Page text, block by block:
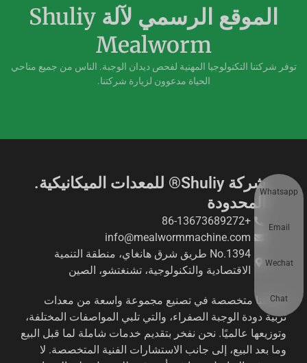
الموقع الرسمي لآلة Shuliy
Mealworm
توفر شركتنا التكنولوجيا المهنية لفحص ديدان الوجبة. الناس من جميع مناحي
الحياة مدعوون لزيارة شركتنا.
شركة Shuliy® للمعدات الميكانيكية.
المحدودة
+86-13673689272
info@mealwormmachine.com
No.1394 طريق شرق هانغاي، منطقة التنمية
الاقتصادية والتكنولوجية، تشنغتشو، الصين
شركتنا متخصصة في تصنيع مجموعة واسعة من معدات
تربية دودة الوجبة الصفراء، والتي تلبي المواصفات المختلفة،
وتوزيعها عالميًا. نحن نفخر بتقديم خدمات شاملة لما قبل البيع
وما بعد البيع، إلى جانب الاستشارات الفنية المتخصصة. لا
Whatsapp
Email
Wechat
Chat